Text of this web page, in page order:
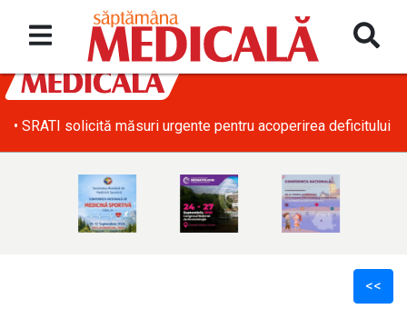
• SRATI solicită măsuri urgente pentru acoperirea deficitului
<<